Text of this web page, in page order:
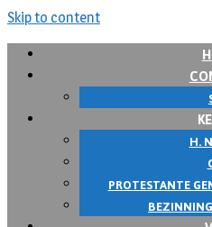
Skip to content
H.
PROTESTANTE